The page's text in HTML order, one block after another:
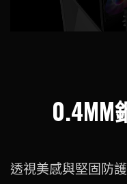
透視美感與堅固防